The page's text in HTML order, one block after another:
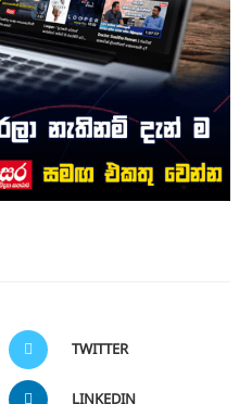
TWITTER
LINKEDIN